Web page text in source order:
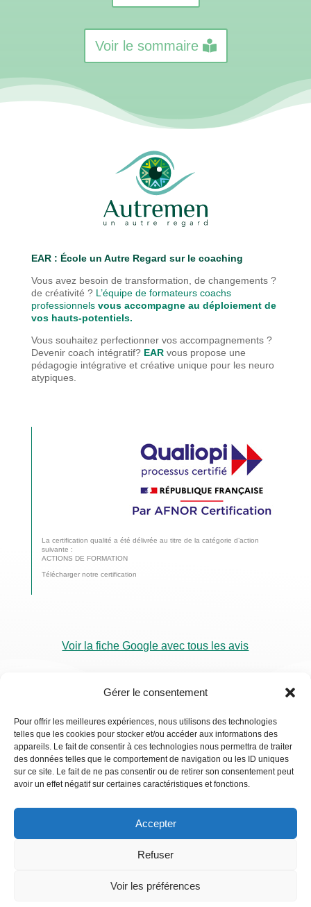
Gérer le consentement
Pour offrir les meilleures expériences, nous utilisons des technologies
telles que les cookies pour stocker et/ou accéder aux informations des
appareils. Le fait de consentir à ces technologies nous permettra de traiter
des données telles que le comportement de navigation ou les ID uniques
sur ce site. Le fait de ne pas consentir ou de retirer son consentement peut
avoir un effet négatif sur certaines caractéristiques et fonctions.
Accepter
Refuser
Voir les préférences
Voir le sommaire
EAR : École un Autre Regard sur le coaching
Vous avez besoin de transformation, de changements ?
de créativité ? L’équipe de formateurs coachs
professionnels vous accompagne au déploiement de
vos hauts-potentiels.
Vous souhaitez perfectionner vos accompagnements ?
Devenir coach intégratif? EAR vous propose une
pédagogie intégrative et créative unique pour les neuro
atypiques.
La certification qualité a été délivrée au titre de la catégorie d’action
suivante :
ACTIONS DE FORMATION
Télécharger notre certification
Voir la fiche Google avec tous les avis
RDV
Visio